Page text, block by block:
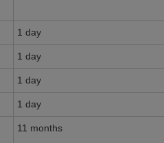
1 day
1 day
1 day
1 day
11 months